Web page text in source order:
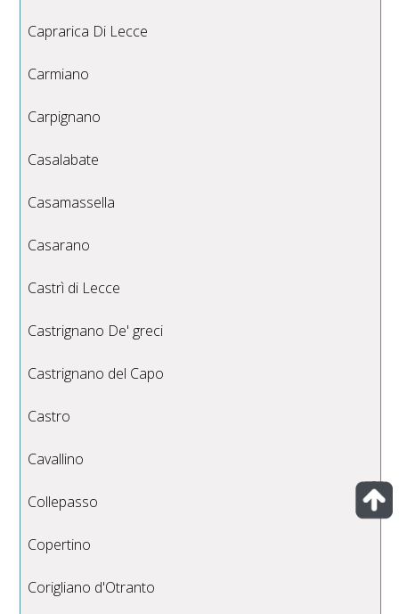
Caprarica Di Lecce
Carmiano
Carpignano
Casalabate
Casamassella
Casarano
Castrì di Lecce
Castrignano De' greci
Castrignano del Capo
Castro
Cavallino
Collepasso
Copertino
Corigliano d'Otranto